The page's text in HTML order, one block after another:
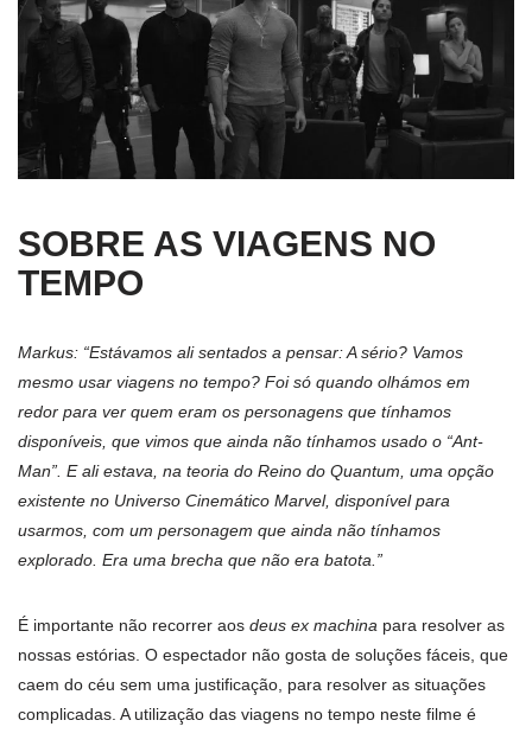
SOBRE AS VIAGENS NO
TEMPO
Markus: “Estávamos ali sentados a pensar: A sério? Vamos
mesmo usar viagens no tempo? Foi só quando olhámos em
redor para ver quem eram os personagens que tínhamos
disponíveis, que vimos que ainda não tínhamos usado o “Ant-
Man”. E ali estava, na teoria do Reino do Quantum, uma opção
existente no Universo Cinemático Marvel, disponível para
usarmos, com um personagem que ainda não tínhamos
explorado. Era uma brecha que não era batota.”
É importante não recorrer aos deus ex machina para resolver as
nossas estórias. O espectador não gosta de soluções fáceis, que
caem do céu sem uma justificação, para resolver as situações
complicadas. A utilização das viagens no tempo neste filme é